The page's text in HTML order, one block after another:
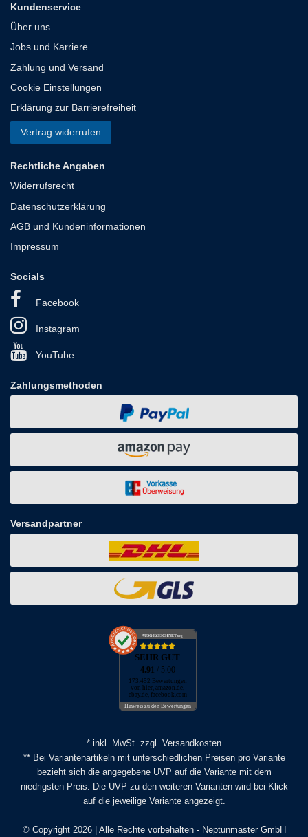
Kundenservice
Über uns
Jobs und Karriere
Zahlung und Versand
Cookie Einstellungen
Erklärung zur Barrierefreiheit
Vertrag widerrufen
Rechtliche Angaben
Widerrufsrecht
Datenschutzerklärung
AGB und Kundeninformationen
Impressum
Socials
Facebook
Instagram
YouTube
Zahlungsmethoden
Versandpartner
AUSGEZEICHNET.org
SEHR GUT
4.91 / 5.00
173.452 Bewertungen
von hier, amazon.de,
ebay.de, facebook.com
Hinweis zu den Bewertungen
* inkl. MwSt. zzgl. Versandkosten
** Bei Variantenartikeln mit unterschiedlichen Preisen pro Variante
bezieht sich die angegebene UVP auf die Variante mit dem
niedrigsten Preis. Die UVP zu den weiteren Varianten wird bei Klick
auf die jeweilige Variante angezeigt.
© Copyright 2026 | Alle Rechte vorbehalten - Neptunmaster GmbH